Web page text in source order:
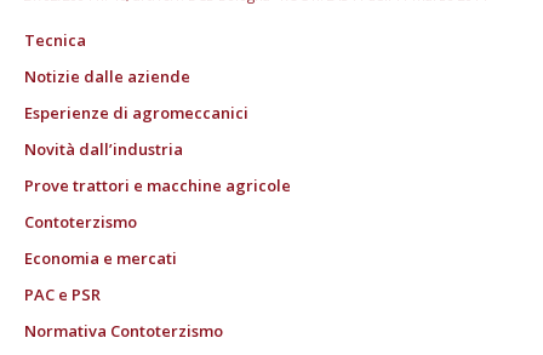
Tecnica
Notizie dalle aziende
Esperienze di agromeccanici
Novità dall’industria
Prove trattori e macchine agricole
Contoterzismo
Economia e mercati
PAC e PSR
Normativa Contoterzismo